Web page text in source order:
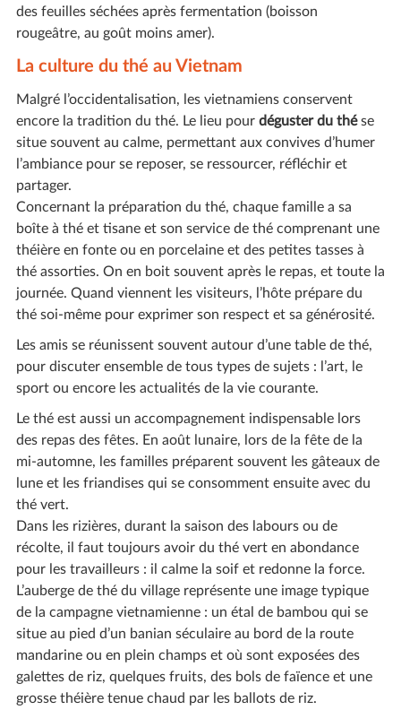
des feuilles séchées après fermentation (boisson
rougeâtre, au goût moins amer).
La culture du thé au Vietnam
Malgré l’occidentalisation, les vietnamiens conservent
encore la tradition du thé. Le lieu pour déguster du thése
situe souvent au calme, permettant aux convives d’humer
l’ambiance pour se reposer, se ressourcer, réfléchir et
partager.
Concernant la préparation du thé, chaque famille a sa
boîte à thé et tisane et son service de thé comprenant une
théière en fonte ou en porcelaine et des petites tasses à
thé assorties. On en boit souvent après le repas, et toute la
journée. Quand viennent les visiteurs, l’hôte prépare du
thé soi-même pour exprimer son respect et sa générosité.
Les amis se réunissent souvent autour d’une table de thé,
pour discuter ensemble de tous types de sujets : l’art, le
sport ou encore les actualités de la vie courante.
Le thé est aussi un accompagnement indispensable lors
des repas des fêtes. En août lunaire, lors de la fête de la
mi-automne, les familles préparent souvent les gâteaux de
lune et les friandises qui se consomment ensuite avec du
thé vert.
Dans les rizières, durant la saison des labours ou de
récolte, il faut toujours avoir du thé vert en abondance
pour les travailleurs : il calme la soif et redonne la force.
L’auberge de thé du village représente une image typique
de la campagne vietnamienne : un étal de bambou qui se
situe au pied d’un banian séculaire au bord de la route
mandarine ou en plein champs et où sont exposées des
galettes de riz, quelques fruits, des bols de faïence et une
grosse théière tenue chaud par les ballots de riz.